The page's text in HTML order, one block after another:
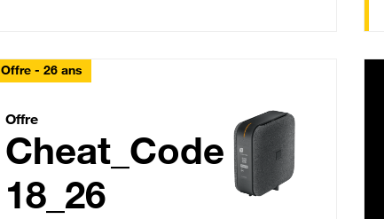
Offre - 26 ans
Cheat_Code Fibre_18_26
Offre
Cheat_Code
18_26